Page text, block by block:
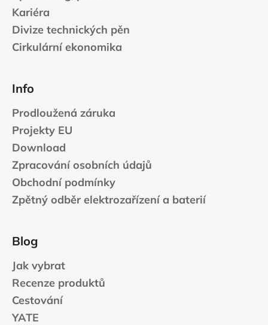
Kariéra
Divize technických pěn
Cirkulární ekonomika
Info
Prodloužená záruka
Projekty EU
Download
Zpracování osobních údajů
Obchodní podmínky
Zpětný odběr elektrozařízení a baterií
Blog
Jak vybrat
Recenze produktů
Cestování
YATE